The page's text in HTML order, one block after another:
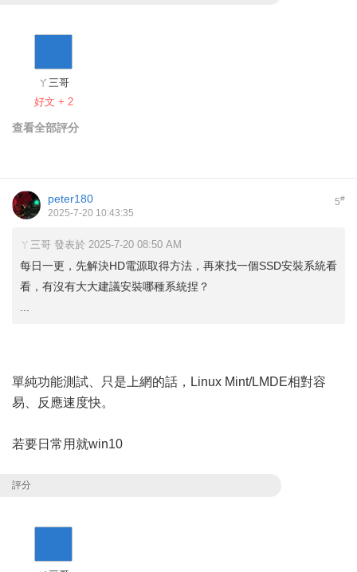
ㄚ三哥
好文 + 2
查看全部評分
5#
peter180
2025-7-20 10:43:35
ㄚ三哥 發表於 2025-7-20 08:50 AM
每日一更，先解決HD電源取得方法，再來找一個SSD安裝系統看
看，有沒有大大建議安裝哪種系統捏？
...
單純功能測試、只是上網的話，Linux Mint/LMDE相對容
易、反應速度快。
若要日常用就win10
評分